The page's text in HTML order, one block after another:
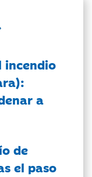
incendio
a
de
el paso